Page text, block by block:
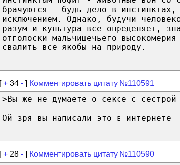
брачуются - будь дело в
исключением. Однако, будучи
разум и культура все определяет,
отголоски мальчишечьего
свалить все якобы на природу.
[+ 34 - ] Комментировать цитату №110591
>Вы же не думаете о сексе с сестрой
Ой зря вы написали это в интернете
[+ 28 - ] Комментировать цитату №110590